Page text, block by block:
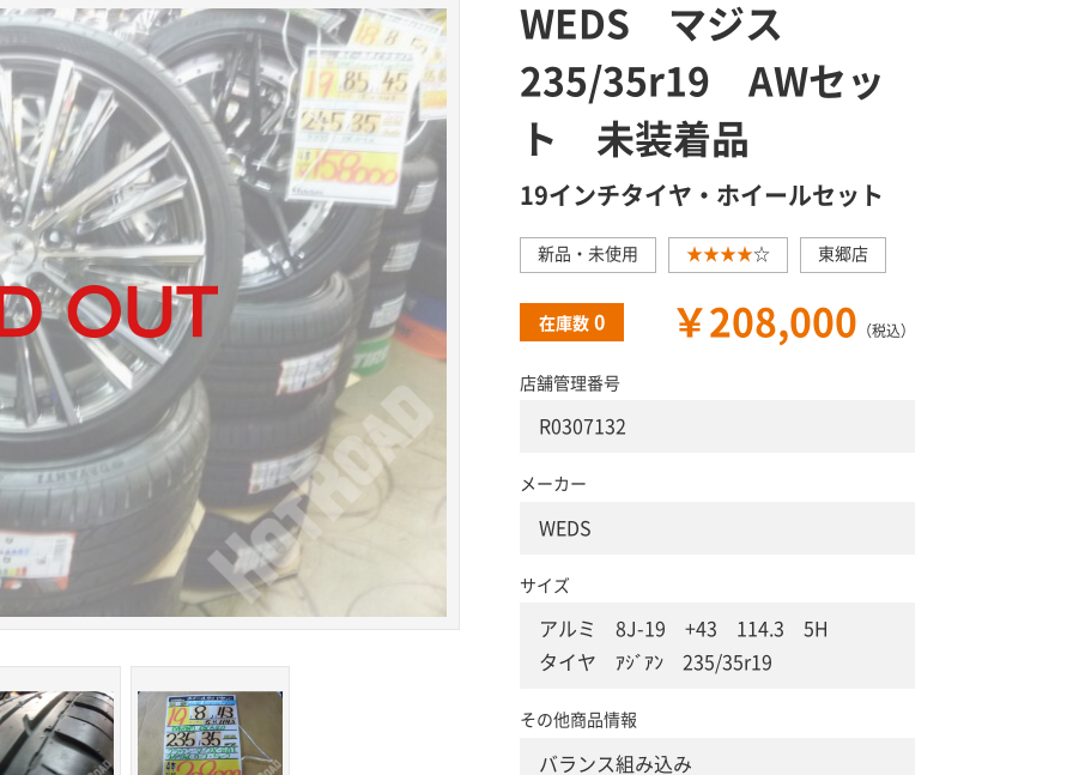
WEDS マジス
235/35r19 AWセッ
ト 未装着品
19インチタイヤ・ホイールセット
新品・未使用 ★★★★☆ 東郷店
在庫数 0 ￥208,000 （税込）
店舗管理番号
R0307132
メーカー
WEDS
サイズ
アルミ 8J-19 +43 114.3 5H
タイヤ ｱｼﾞｱﾝ 235/35r19
その他商品情報
バランス組み込み